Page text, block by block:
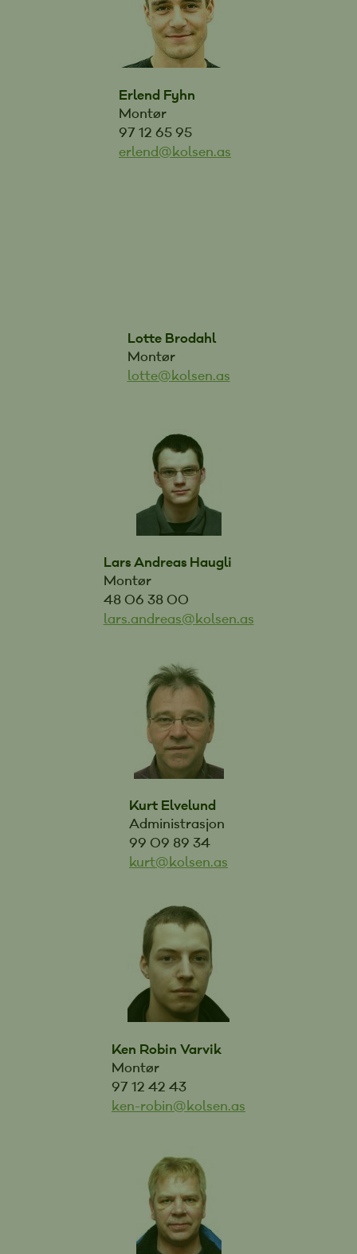
Erlend Fyhn
Montør
97 12 65 95
erlend@kolsen.as
Lotte Brodahl
Montør
lotte@kolsen.as
Lars Andreas Haugli
Montør
48 06 38 00
lars.andreas@kolsen.as
Kurt Elvelund
Administrasjon
99 09 89 34
kurt@kolsen.as
Ken Robin Varvik
Montør
97 12 42 43
ken-robin@kolsen.as